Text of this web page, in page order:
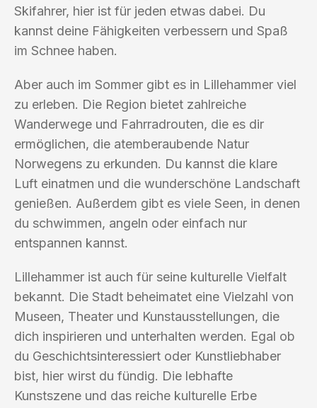
Skifahrer, hier ist für jeden etwas dabei. Du
kannst deine Fähigkeiten verbessern und Spaß
im Schnee haben.
Aber auch im Sommer gibt es in Lillehammer viel
zu erleben. Die Region bietet zahlreiche
Wanderwege und Fahrradrouten, die es dir
ermöglichen, die atemberaubende Natur
Norwegens zu erkunden. Du kannst die klare
Luft einatmen und die wunderschöne Landschaft
genießen. Außerdem gibt es viele Seen, in denen
du schwimmen, angeln oder einfach nur
entspannen kannst.
Lillehammer ist auch für seine kulturelle Vielfalt
bekannt. Die Stadt beheimatet eine Vielzahl von
Museen, Theater und Kunstausstellungen, die
dich inspirieren und unterhalten werden. Egal ob
du Geschichtsinteressiert oder Kunstliebhaber
bist, hier wirst du fündig. Die lebhafte
Kunstszene und das reiche kulturelle Erbe